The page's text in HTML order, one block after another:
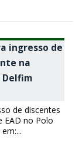
ingresso de
na
Delfim
de discentes
EAD no Polo